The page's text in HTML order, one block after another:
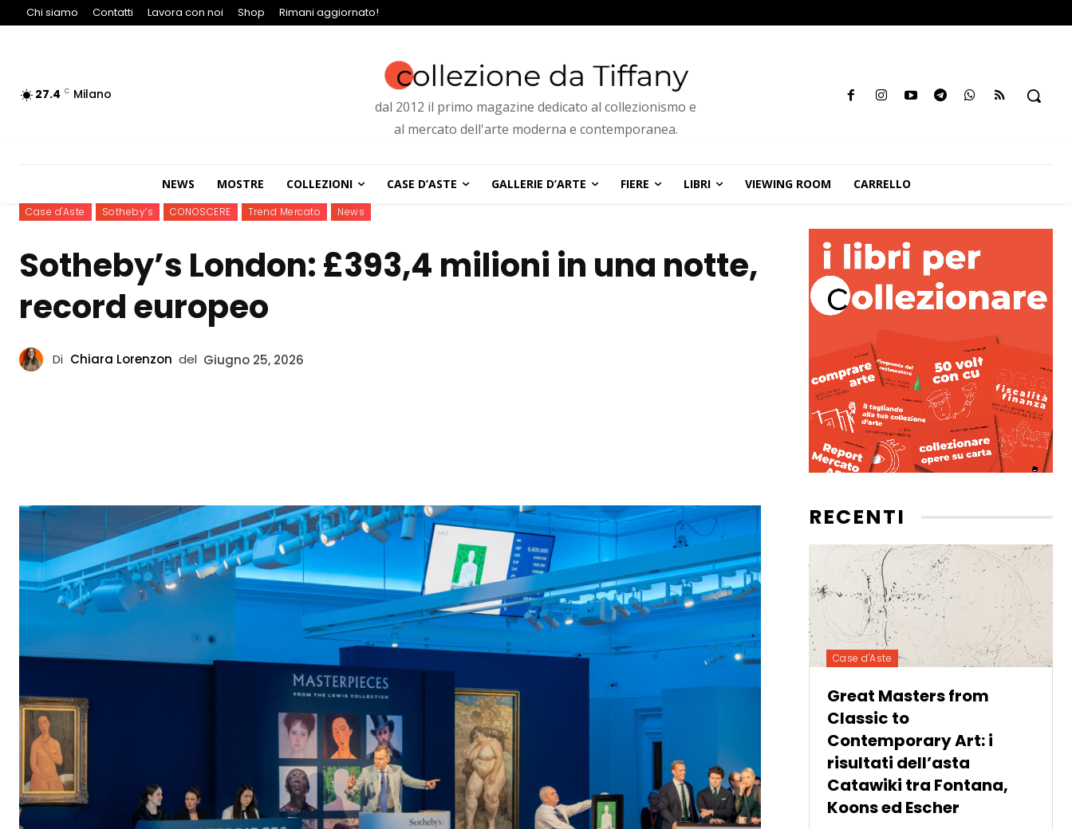
Chi siamo Contatti Lavora con noi Shop Rimani aggiornato!
27.4 C Milano
dal 2012 il primo magazine dedicato al collezionismo e
al mercato dell'arte moderna e contemporanea.
NEWS MOSTRE COLLEZIONI CASE D’ASTE GALLERIE D’ARTE FIERE LIBRI VIEWING ROOM CARRELLO
Case d'Aste Sotheby’s CONOSCERE Trend Mercato News
Sotheby’s London: £393,4 milioni in una notte,
record europeo
Di Chiara Lorenzon del Giugno 25, 2026
RECENTI
Case d'Aste
Great Masters from
Classic to
Contemporary Art: i
risultati dell’asta
Catawiki tra Fontana,
Koons ed Escher